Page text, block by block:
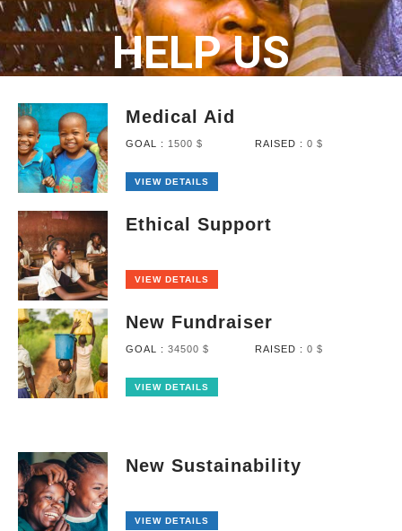
HELP US
Medical Aid
GOAL : 1500 $ RAISED : 0 $
VIEW DETAILS
Ethical Support
VIEW DETAILS
New Fundraiser
GOAL : 34500 $ RAISED : 0 $
VIEW DETAILS
New Sustainability
VIEW DETAILS